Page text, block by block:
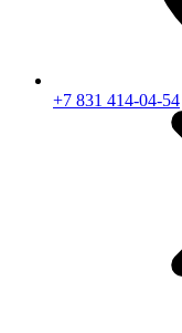
+7 831 414-04-54